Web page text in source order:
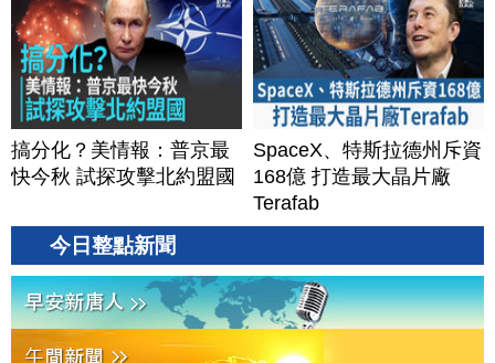
搞分化？美情報：普京最
快今秋 試探攻擊北約盟國
SpaceX、特斯拉德州斥資
168億 打造最大晶片廠
Terafab
今日整點新聞